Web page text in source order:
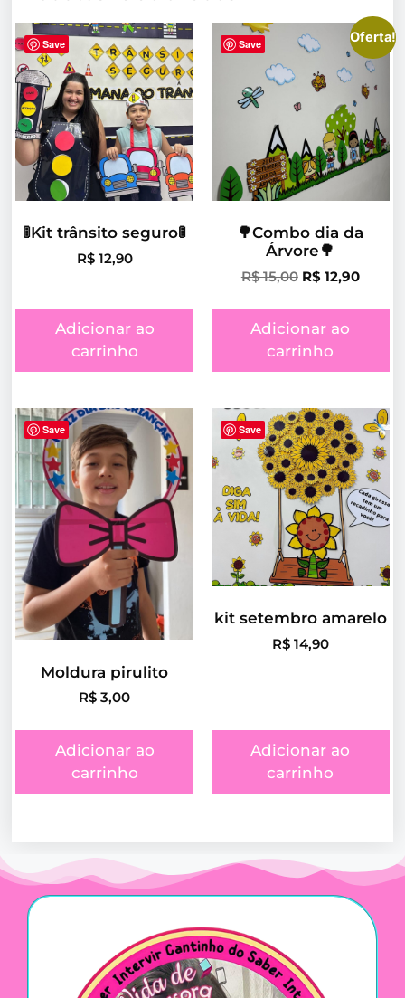
Save
🚦Kit trânsito seguro🚦
R$12,90
Adicionar ao
carrinho
Save Oferta!
🌳Combo dia da
Árvore🌳
R$15,00 R$ 12,90
Adicionar ao
carrinho
Save
Moldura pirulito
R$ 3,00
Adicionar ao
carrinho
Save
kit setembro amarelo
R$14,90
Adicionar ao
carrinho